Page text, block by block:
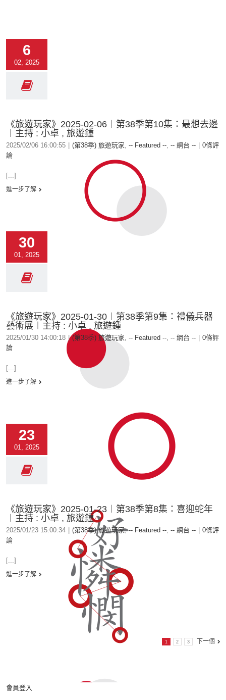
6
02, 2025
《旅遊玩家》2025-02-06︱第38季第10集：最想去邊
︱主持 : 小卓 , 旅遊鍾
2025/02/06 16:00:55 (第38季) 旅遊玩家, -- Featured --, -- 網台 --
0條評
論
[...]
進一步了解
30
01, 2025
《旅遊玩家》2025-01-30︱第38季第9集：禮儀兵器
藝術展︱主持 : 小卓 , 旅遊鍾
2025/01/30 14:00:18 | (第38季) 旅遊玩家, -- Featured --, -- 網台 --
0條評
論
[...]
進一步了解
23
01, 2025
《旅遊玩家》2025-01-23︱第38季第8集：喜迎蛇年
︱主持 : 小卓 , 旅遊鍾
2025/01/23 15:00:34 (第38季) 旅遊玩家,-- Featured --, -- 網台 --
0條評
論
[...]
進一步了解
1 2 3 下一個
會員登入